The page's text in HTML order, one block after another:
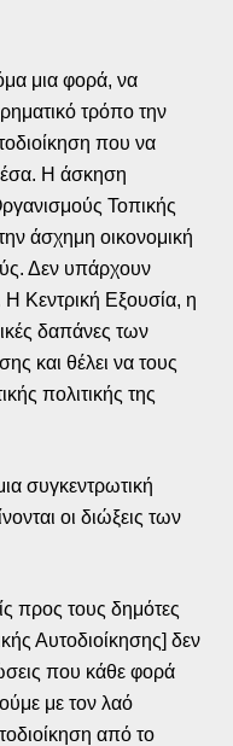
μια φορά, να
τρόπο την
που να
μέσα. Η άσκηση
Τοπικής
άσχημη οικονομική
Δεν υπάρχουν
Η Κεντρική Εξουσία, η
δαπάνες των
και θέλει να τους
πολιτικής της
συγκεντρωτική
οι διώξεις των
προς τους δημότες
Αυτοδιοίκησης] δεν
που κάθε φορά
με τον λαό
από το